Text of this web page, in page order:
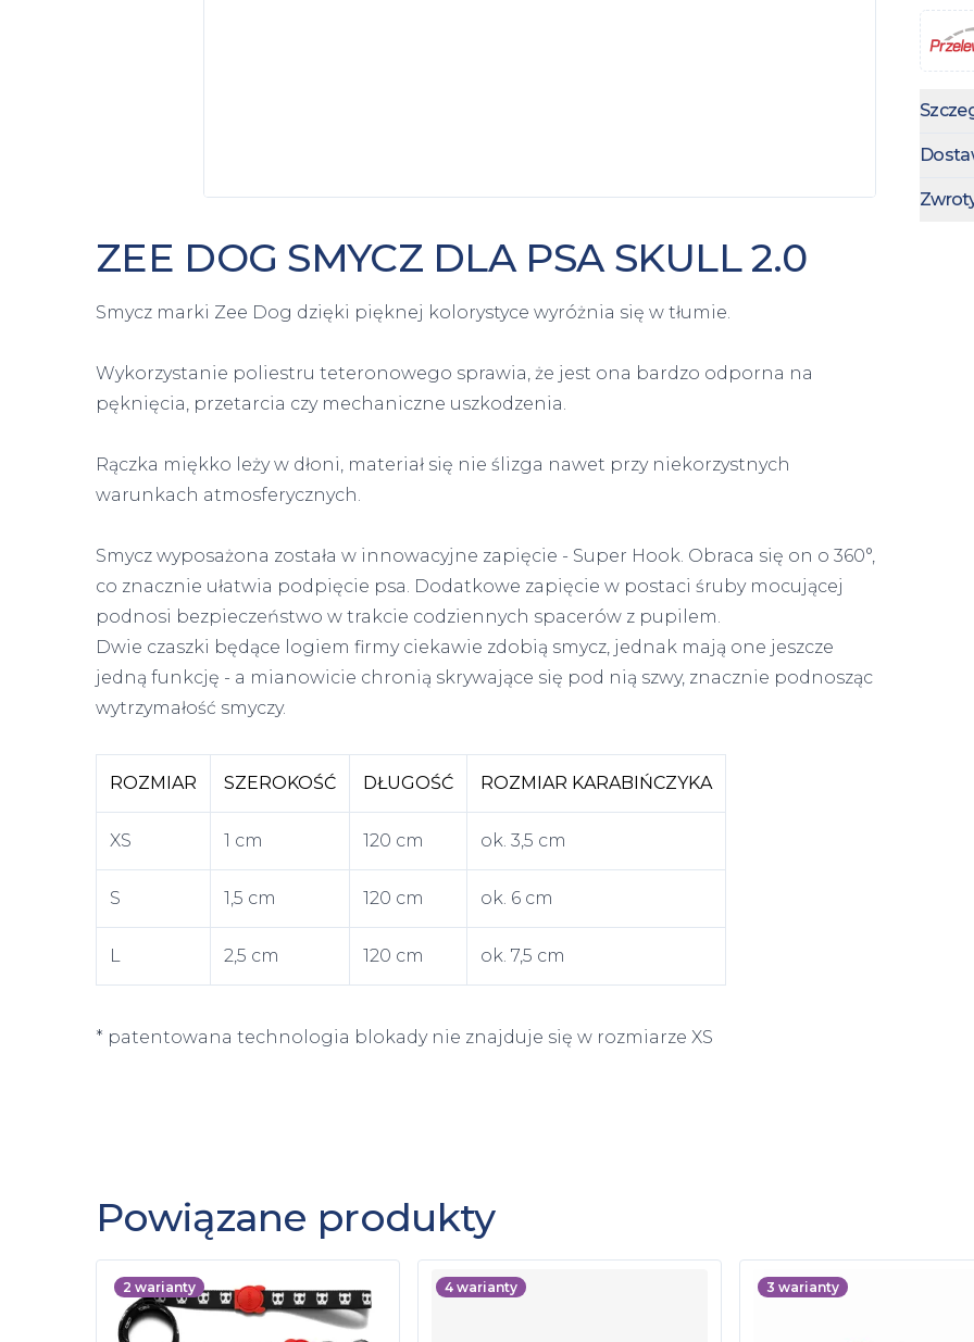
ZEE DOG SMYCZ DLA PSA SKULL 2.0
Smycz marki Zee Dog dzięki pięknej kolorystyce wyróżnia się w tłumie.
Wykorzystanie poliestru teteronowego sprawia, że jest ona bardzo odporna na
pęknięcia, przetarcia czy mechaniczne uszkodzenia.
Rączka miękko leży w dłoni, materiał się nie ślizga nawet przy niekorzystnych
warunkach atmosferycznych.
Smycz wyposażona została w innowacyjne zapięcie - Super Hook. Obraca się on o 360°,
co znacznie ułatwia podpięcie psa. Dodatkowe zapięcie w postaci śruby mocującej
podnosi bezpieczeństwo w trakcie codziennych spacerów z pupilem.
Dwie czaszki będące logiem firmy ciekawie zdobią smycz, jednak mają one jeszcze
jedną funkcję - a mianowicie chronią skrywające się pod nią szwy, znacznie podnosząc
wytrzymałość smyczy.
ROZMIAR SZEROKOŚĆ DŁUGOŚĆ ROZMIAR KARABIŃCZYKA
XS 1 cm 120 cm ok. 3,5 cm
S 1,5 cm 120 cm ok. 6 cm
L 2,5 cm 120 cm ok. 7,5 cm
* patentowana technologia blokady nie znajduje się w rozmiarze XS
Powiązane produkty
2 warianty 4 warianty 3 warianty